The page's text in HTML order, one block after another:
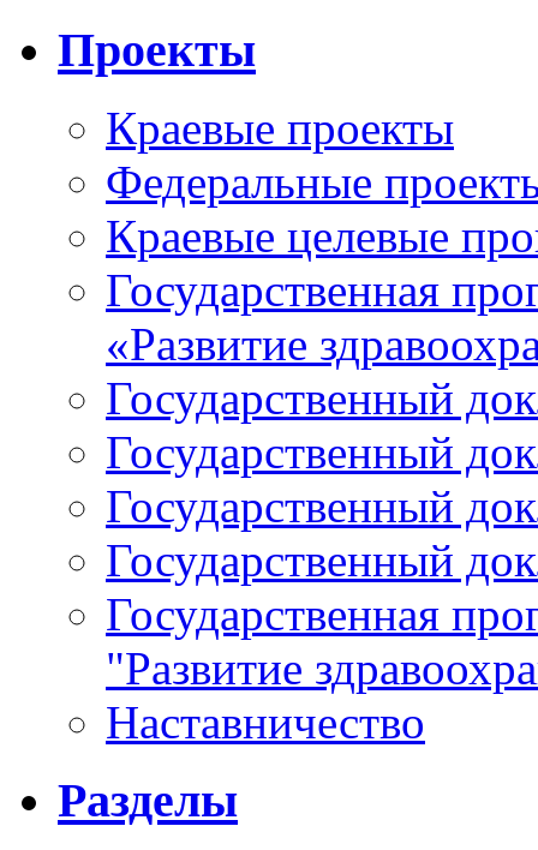
Проекты
Краевые проекты
Федеральные
Краевые целевые
Государственная
«Развитие
Государственный
Государственный
Государственный
Государственный
Государственная
"Развитие
Наставничество
Разделы